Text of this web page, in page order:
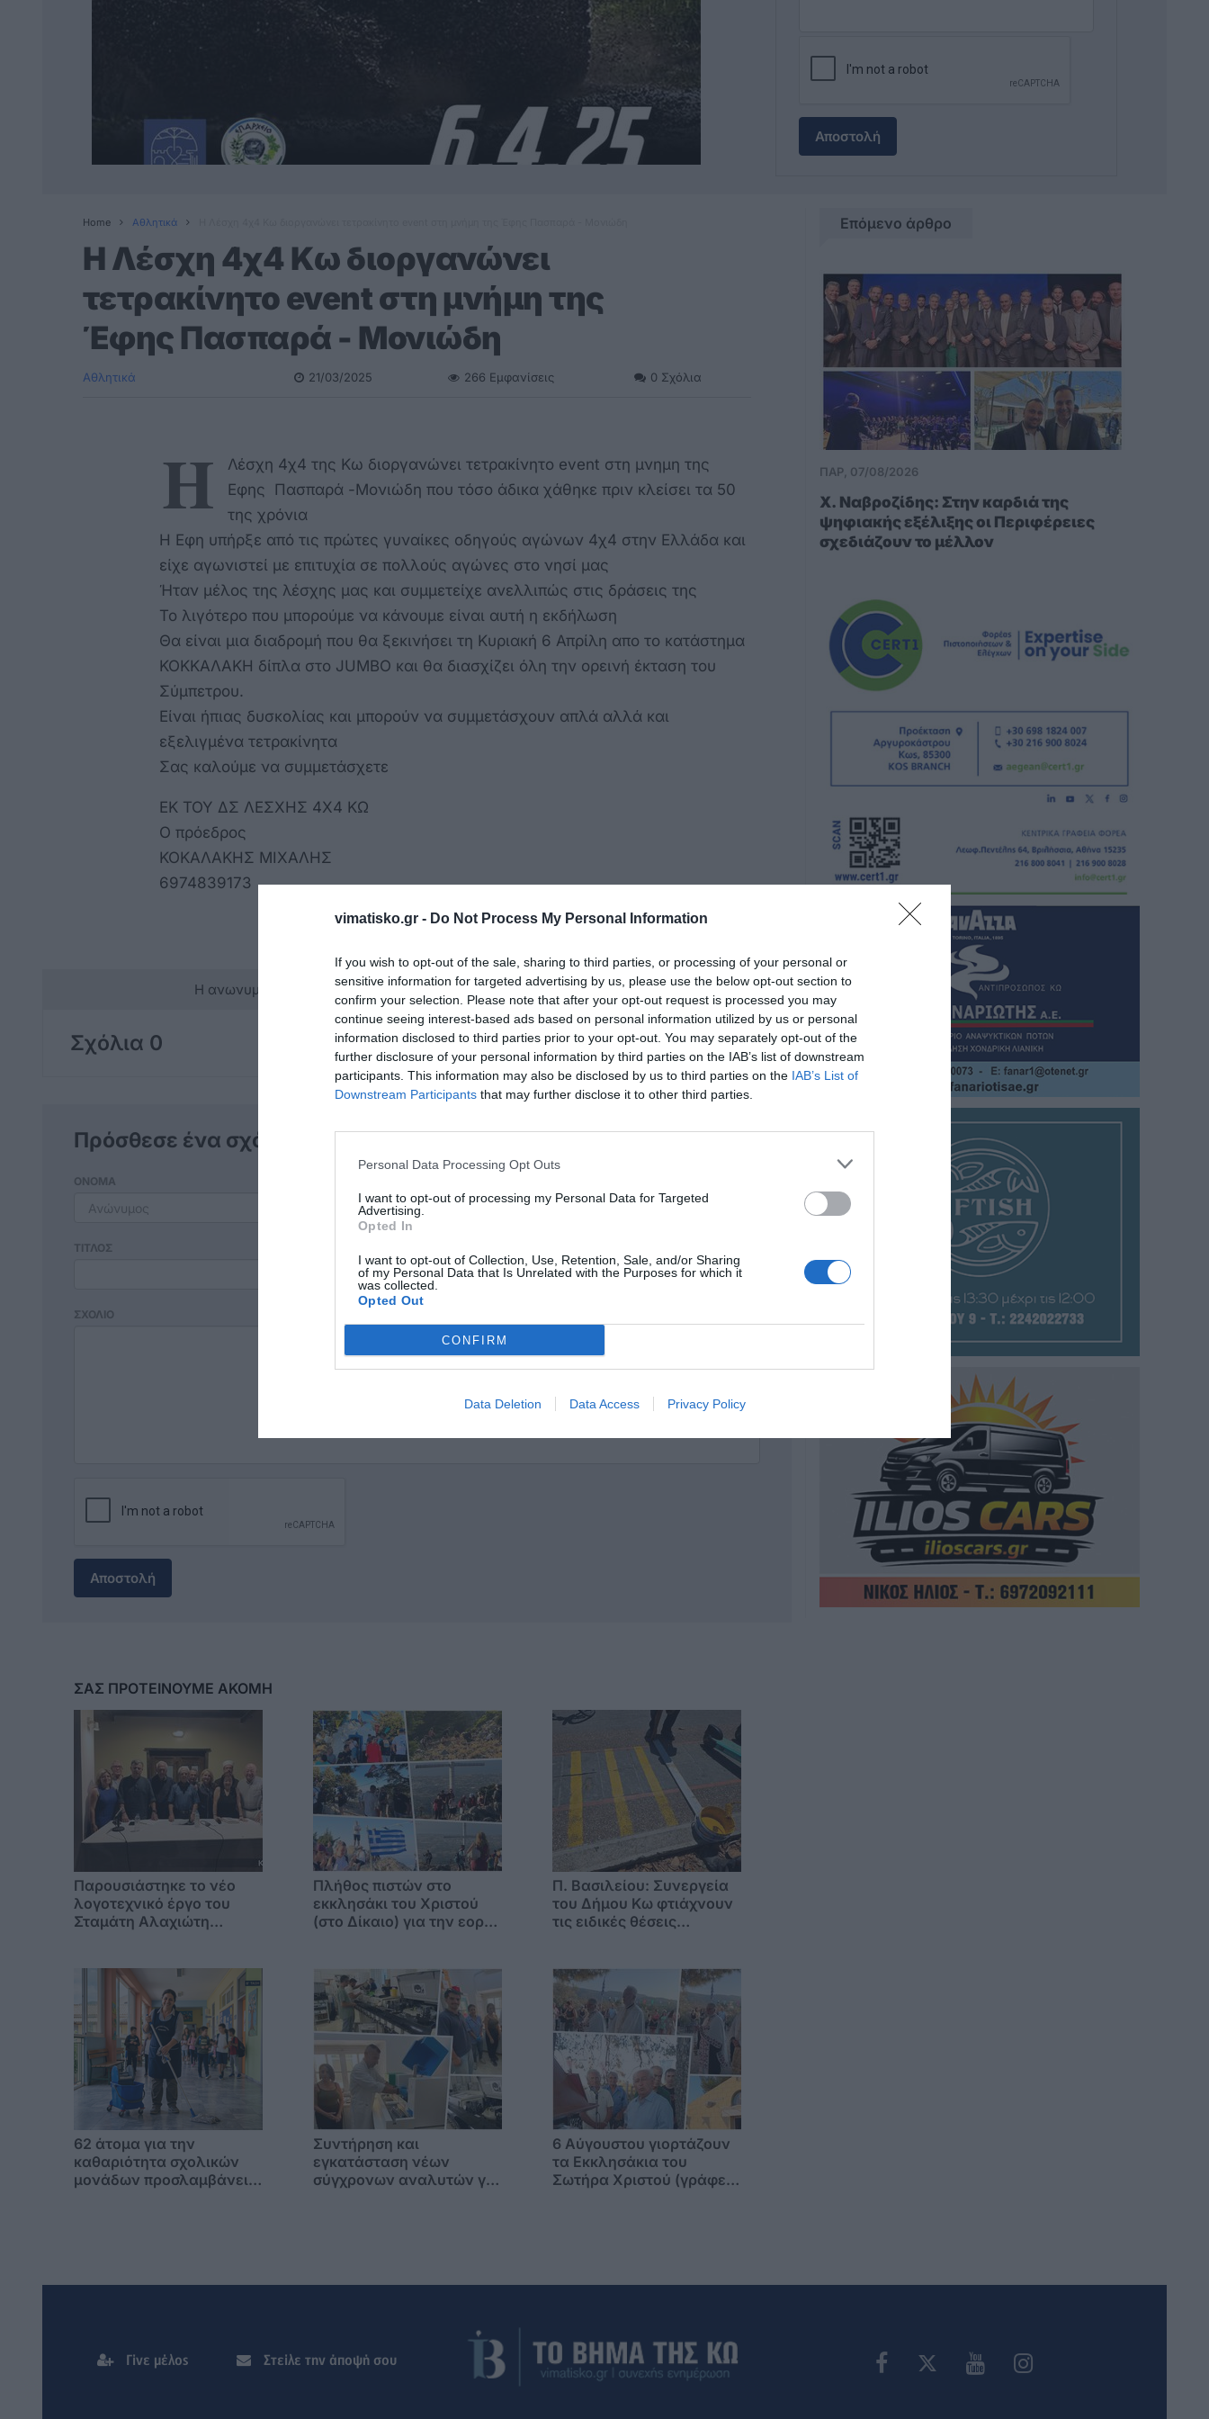
vimatisko.gr - Do Not Process My Personal Information
If you wish to opt-out of the sale, sharing to third parties, or processing of your personal or
sensitive information for targeted advertising by us, please use the below opt-out section to
confirm your selection. Please note that after your opt-out request is processed you may
continue seeing interest-based ads based on personal information utilized by us or personal
information disclosed to third parties prior to your opt-out. You may separately opt-out of the
further disclosure of your personal information by third parties on the IAB’s list of downstream
participants. This information may also be disclosed by us to third parties on the IAB’s List of
Downstream Participants that may further disclose it to other third parties.
Personal Data Processing Opt Outs
I want to opt-out of processing my Personal Data for Targeted
Advertising.
Opted In
I want to opt-out of Collection, Use, Retention, Sale, and/or Sharing
of my Personal Data that Is Unrelated with the Purposes for which it
was collected.
Opted Out
CONFIRM
Data Deletion Data Access Privacy Policy
Αποστολή
Home Αθλητικά
H Λέσχη 4χ4 Κω διοργανώνει
τετρακίνητο event στη μνήμη της
Έφης Πασπαρά - Μονιώδη
Αθλητικά 21/03/2025 266 Εμφανίσεις 0 Σχόλια
H
Λέσχη 4χ4 της Κω διοργανώνει τετρακίνητο event στη μνημη της
Εφης Πασπαρά -Μονιώδη που τόσο άδικα χάθηκε πριν κλείσει τα 50
της χρόνια
Η Εφη υπήρξε από τις πρώτες γυναίκες οδηγούς αγώνων 4χ4 στην Ελλάδα και
είχε αγωνιστεί με επιτυχία σε πολλούς αγώνες στο νησί μας
Ήταν μέλος της λέσχης μας και συμμετείχε ανελλιπώς στις δράσεις της
Το λιγότερο που μπορούμε να κάνουμε είναι αυτή η εκδήλωση
Θα είναι μια διαδρομή που θα ξεκινήσει τη Κυριακή 6 Απρίλη απο το κατάστημα
ΚΟΚΚΑΛΑΚΗ δίπλα στο JUMBO και θα διασχίζει όλη την ορεινή έκταση του
Σύμπετρου.
Είναι ήπιας δυσκολίας και μπορούν να συμμετάσχουν απλά αλλά και
εξελιγμένα τετρακίνητα
Σας καλούμε να συμμετάσχετε
ΕΚ ΤΟΥ ΔΣ ΛΕΣΧΗΣ 4Χ4 ΚΩ
Ο πρόεδρος
ΚΟΚΑΛΑΚΗΣ ΜΙΧΑΛΗΣ
6974839173
Η ανωνυμία είναι το καλύτερο κρησφύγετο δειλίας και χυδαιότητας!
Σχόλια 0
Πρόσθεσε ένα σχόλιο
ΟΝΟΜΑ
ΤΙΤΛΟΣ
ΣΧΟΛΙΟ
Αποστολή
ΣΑΣ ΠΡΟΤΕΙΝΟΥΜΕ ΑΚΟΜΗ
Παρουσιάστηκε το νέο
λογοτεχνικό έργο του
Σταμάτη Αλαχιώτη
Πλήθος πιστών στο
εκκλησάκι του Χριστού
(στο Δίκαιο) για την εορτή
Π. Βασιλείου: Συνεργεία
του Δήμου Κω φτιάχνουν
τις ειδικές θέσεις
62 άτομα για την
καθαριότητα σχολικών
μονάδων προσλαμβάνει ο
Συντήρηση και
εγκατάσταση νέων
σύγχρονων αναλυτών για
6 Αύγουστου γιορτάζουν
τα Εκκλησάκια του
Σωτήρα Χριστού (γράφει
Επόμενο άρθρο
ΠΑΡ, 07/08/2026
Χ. Ναβροζίδης: Στην καρδιά της
ψηφιακής εξέλιξης οι Περιφέρειες
σχεδιάζουν το μέλλον
Γίνε μέλος Στείλε την άποψή σου